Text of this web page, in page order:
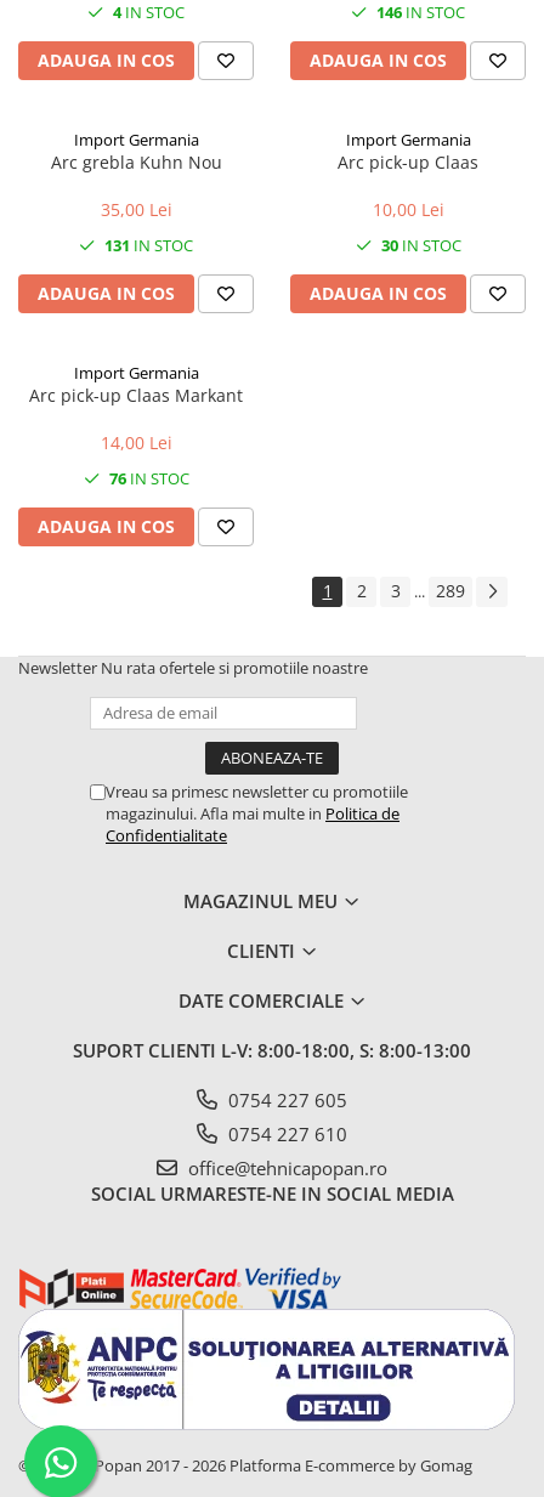
4IN STOC
ADAUGA IN COS
146 IN STOC
ADAUGA IN COS
Import Germania
Arc grebla Kuhn Nou
35,00 Lei
131 IN STOC
ADAUGA IN COS
Import Germania
Arc pick-up Claas
10,00 Lei
30IN STOC
ADAUGA IN COS
Import Germania
Arc pick-up Claas Markant
14,00 Lei
76IN STOC
ADAUGA IN COS
1 2 3 ... 289
Newsletter Nu rata ofertele si promotiile noastre
Vreau sa primesc newsletter cu promotiile
magazinului. Afla mai multe in Politica de
Confidentialitate
MAGAZINUL MEU
CLIENTI
DATE COMERCIALE
SUPORT CLIENTI L-V: 8:00-18:00, S: 8:00-13:00
0754 227 605
0754 227 610
office@tehnicapopan.ro
SOCIAL URMARESTE-NE IN SOCIAL MEDIA
© Tehnica Popan 2017 - 2026 Platforma E-commerce by Gomag